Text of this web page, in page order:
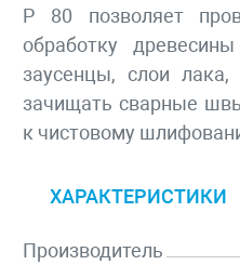
P 80 позволяет
обработку
заусенцы, слои
зачищать сварные
к чистовому
ХАРАКТЕРИСТИКИ
Производитель